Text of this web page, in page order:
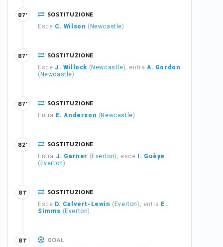
SOSTITUZIONE
Esce C. Wilson ( Newcastle)
87'
SOSTITUZIONE
Esce J. Willock ( Newcastle), entraA. Gordon
( Newcastle)
87'
SOSTITUZIONE
Entra E. Anderson ( Newcastle)
87'
SOSTITUZIONE
Entra J. Garner ( Everton), esce
I. Guèye
( Everton)
82'
SOSTITUZIONE
Esce D. Calvert-Lewin ( Everton), entra E.
Simms ( Everton)
81'
GOAL
81'